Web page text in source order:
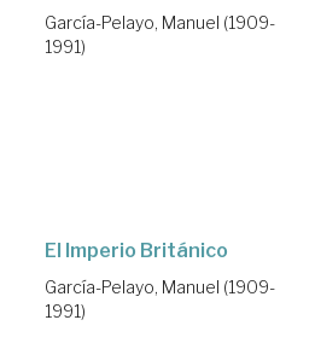
García-Pelayo, Manuel (1909-
1991)
El Imperio Británico
García-Pelayo, Manuel (1909-
1991)